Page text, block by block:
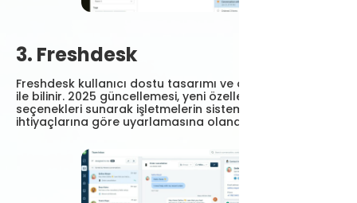
3. Freshdesk
Freshdesk kullanıcı dostu tasarımı ve ölçeklenebilirliği
ile bilinir. 2025 güncellemesi, yeni özelleştirme
seçenekleri sunarak işletmelerin sistemi kendi özel
ihtiyaçlarına göre uyarlamasına olanak tanıyor.